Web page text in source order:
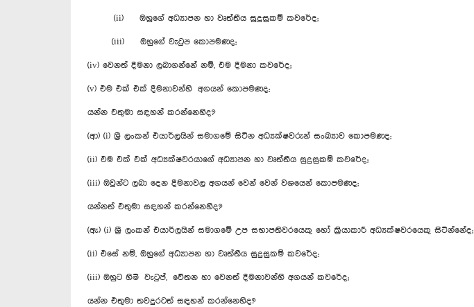
(ii) ඔහුගේ අධ්‍යාපන හා වෘත්තීය සුදුසුකම් කවරේද;
(iii) ඔහුගේ වැටුප කොපමණද;
(iv) වෙනත් දීමනා ලබාගන්නේ නම්, එම දීමනා කවරේද;
(v) එම එක් එක් දීමනාවන්හි අගයන් කොපමණද;
යන්න එතුමා සඳහන් කරන්නෙහිද?
(ආ) (i) ශ්‍රී ලංකන් එයාර්ලයින් සමාගමේ සිටින අධ්‍යක්ෂවරුන් සංඛ්‍යාව කොපමණද;
(ii) එම එක් එක් අධ්‍යක්ෂවරයාගේ අධ්‍යාපන හා වෘත්තීය සුදුසුකම් කවරේද;
(iii) ඔවුන්ට ලබා දෙන දීමනාවල අගයන් වෙන් වෙන් වශයෙන් කොපමණද;
යන්නත් එතුමා සඳහන් කරන්නෙහිද?
(ඇ) (i) ශ්‍රී ලංකන් එයාර්ලයින් සමාගමේ උප සභාපතිවරයෙකු‍ හෝ ක්‍රියාකාරී අධ්‍යක්ෂවරයෙකු සිටින්නේද;
(ii) එසේ නම්, ඔහුගේ අධ්‍යාපන හා වෘත්තීය සුදුසුකම් කවරේද;
(iii) ඔහුට හිමි වැටුප්, වේතන හා වෙනත් දීමනාවන්හි අගයන් කවරේද;
යන්න එතුමා තවදුරටත් සඳහන් කරන්නෙහිද?